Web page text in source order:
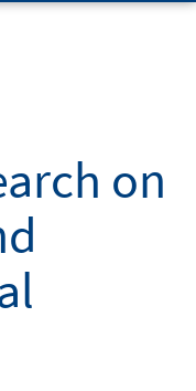
on